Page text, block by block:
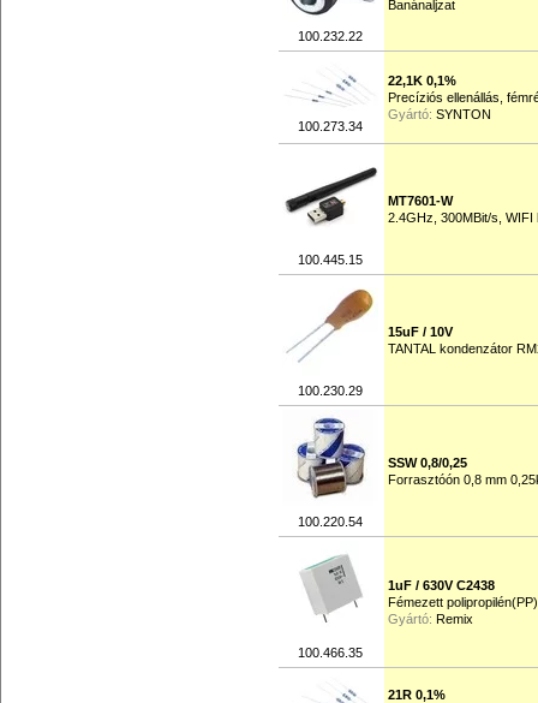
100.232.22
Banánaljzat
100.273.34
22,1K 0,1%
Precíziós ellenállás,
Gyártó: SYNTON
100.445.15
MT7601-W
2.4GHz, 300MBit/s, WIFI
100.230.29
15uF / 10V
TANTAL kondenzátor
100.220.54
SSW 0,8/0,25
Forrasztóón 0,8 mm
100.466.35
1uF / 630V C2438
Fémezett
Gyártó: Remix
21R 0,1%